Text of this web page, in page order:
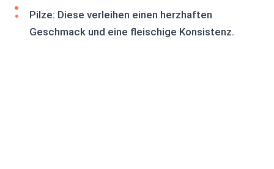
Pilze: Diese verleihen einen herzhaften
Geschmack und eine fleischige Konsistenz.